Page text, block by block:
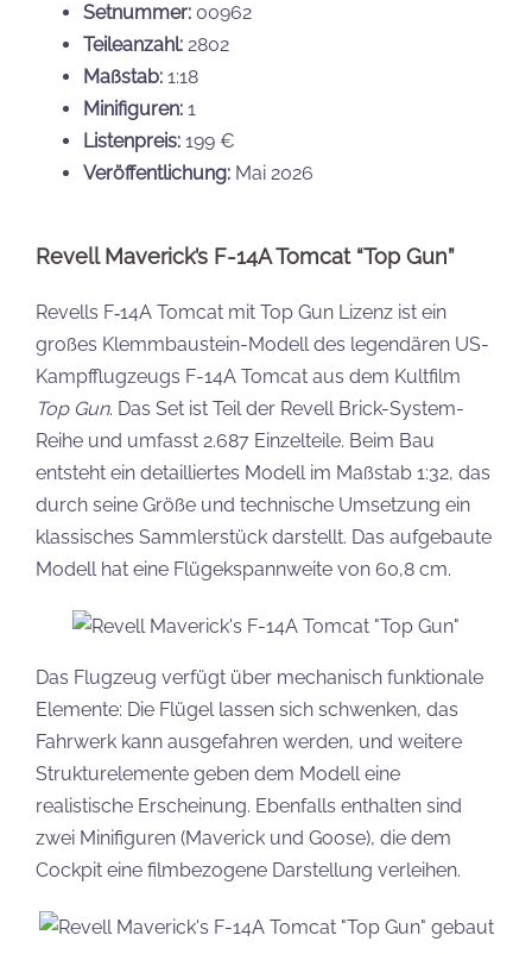
Setnummer: 00962
Teileanzahl: 2802
Maßstab: 1:18
Minifiguren: 1
Listenpreis: 199 €
Veröffentlichung: Mai 2026
Revell Maverick’s F-14A Tomcat “Top Gun”
Revells F‑14A Tomcat mit Top Gun Lizenz ist ein
großes Klemmbaustein-Modell des legendären US-
Kampfflugzeugs F-14A Tomcat aus dem Kultfilm
Top Gun. Das Set ist Teil der Revell Brick-System-
Reihe und umfasst 2.687 Einzelteile. Beim Bau
entsteht ein detailliertes Modell im Maßstab 1:32, das
durch seine Größe und technische Umsetzung ein
klassisches Sammlerstück darstellt. Das aufgebaute
Modell hat eine Flügekspannweite von 60,8 cm.
Das Flugzeug verfügt über mechanisch funktionale
Elemente: Die Flügel lassen sich schwenken, das
Fahrwerk kann ausgefahren werden, und weitere
Strukturelemente geben dem Modell eine
realistische Erscheinung. Ebenfalls enthalten sind
zwei Minifiguren (Maverick und Goose), die dem
Cockpit eine filmbezogene Darstellung verleihen.